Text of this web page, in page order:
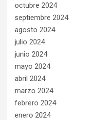
octubre 2024
septiembre 2024
agosto 2024
julio 2024
junio 2024
mayo 2024
abril 2024
marzo 2024
febrero 2024
enero 2024